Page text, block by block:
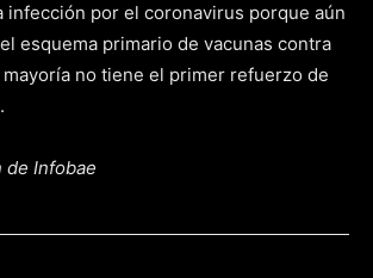
infección por el coronavirus porque aún
esquema primario de vacunas contra
mayoría no tiene el primer refuerzo de
de Infobae